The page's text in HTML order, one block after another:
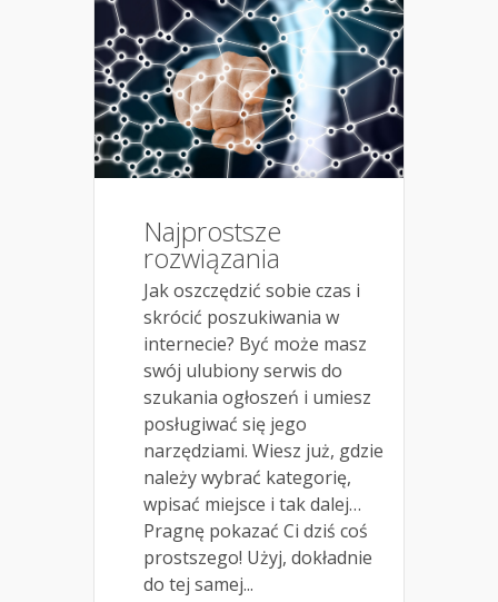
Najprostsze
rozwiązania
Jak oszczędzić sobie czas i
skrócić poszukiwania w
internecie? Być może masz
swój ulubiony serwis do
szukania ogłoszeń i umiesz
posługiwać się jego
narzędziami. Wiesz już, gdzie
należy wybrać kategorię,
wpisać miejsce i tak dalej…
Pragnę pokazać Ci dziś coś
prostszego! Użyj, dokładnie
do tej samej...